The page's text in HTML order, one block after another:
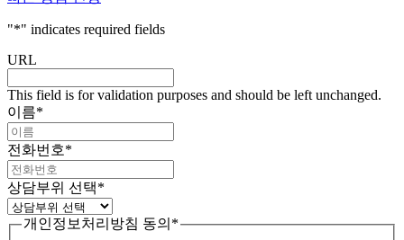
"*" indicates required fields
URL
This field is for validation purposes and should be left unchanged.
이름*
전화번호*
상담부위 선택*
개인정보처리방침 동의 *